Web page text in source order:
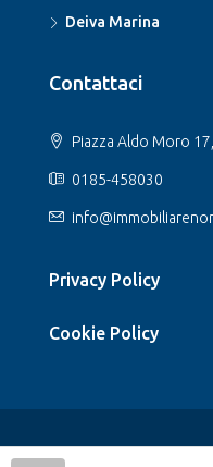
Deiva Marina
Contattaci
Piazza Aldo Moro
0185-458030
Privacy Policy
Cookie Policy